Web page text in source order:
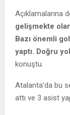
Açıklamalarına
gelişmekte
Bazı önemli
yaptı. Doğru
konuştu.
Atalanta’da bu
attı ve 3 asist